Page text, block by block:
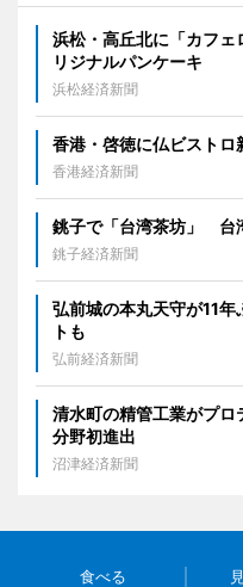
浜松・高丘北に「カフ
リジナルパンケーキ
浜松経済新聞
香港・啓徳に仏ビスト
香港経済新聞
銚子で「台湾茶坊」 台
銚子経済新聞
弘前城の本丸天守が11
トも
弘前経済新聞
清水町の精管工業がプロ
分野初進出
沼津経済新聞
食べる